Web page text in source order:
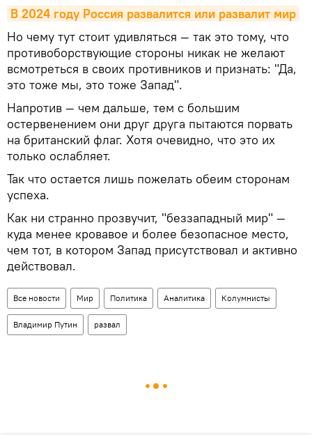
В 2024 году Россия развалится или развалит мир
Но чему тут стоит удивляться — так это тому, что
противоборствующие стороны никак не желают
всмотреться в своих противников и признать: "Да,
это тоже мы, это тоже Запад".
Напротив — чем дальше, тем с большим
остервенением они друг друга пытаются порвать
на британский флаг. Хотя очевидно, что это их
только ослабляет.
Так что остается лишь пожелать обеим сторонам
успеха.
Как ни странно прозвучит, "беззападный мир" —
куда менее кровавое и более безопасное место,
чем тот, в котором Запад присутствовал и активно
действовал.
Все новости Мир Политика Аналитика Колумнисты
Владимир Путин развал